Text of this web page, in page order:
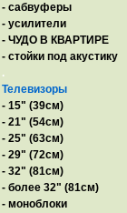
- сабвуферы
- усилители
- ЧУДО В КВАРТИРЕ
- стойки под акустику
.
Телевизоры
- 15" (39см)
- 21" (54см)
- 25" (63см)
- 29" (72см)
- 32" (81см)
- более 32" (81см)
- моноблоки